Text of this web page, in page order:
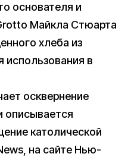
основателя и
Майкла Стюарта
хлеба из
использования в
осквернение
описывается
католической
на сайте Нью-